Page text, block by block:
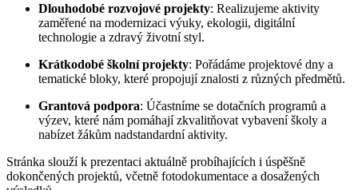
Dlouhodobé rozvojové projekty: Realizujeme aktivity
zaměřené na modernizaci výuky, ekologii, digitální
technologie a zdravý životní styl.
Krátkodobé školní projekty: Pořádáme projektové dny a
tematické bloky, které propojují znalosti z různých předmětů.
Grantová podpora: Účastníme se dotačních programů a
výzev, které nám pomáhají zkvalitňovat vybavení školy a
nabízet žákům nadstandardní aktivity.
Stránka slouží k prezentaci aktuálně probíhajících i úspěšně
dokončených projektů, včetně fotodokumentace a dosažených